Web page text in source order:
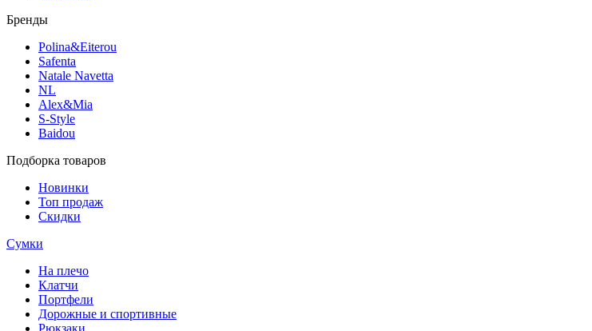
Бренды
Polina&Eiterou
Safenta
Natale Navetta
NL
Alex&Mia
S-Style
Baidou
Подборка товаров
Новинки
Топ продаж
Скидки
Сумки
На плечо
Клатчи
Портфели
Дорожные и спортивные
Рюкзаки